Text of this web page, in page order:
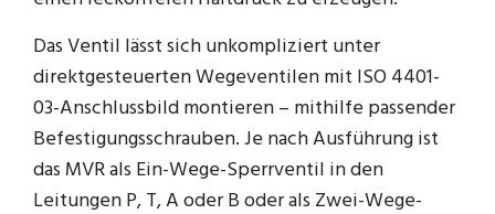
Das Ventil lässt sich unkompliziert unter
direktgesteuerten Wegeventilen mit ISO 4401-
03-Anschlussbild montieren – mithilfe passender
Befestigungsschrauben. Je nach Ausführung ist
das MVR als Ein-Wege-Sperrventil in den
Leitungen P, T, A oder B oder als Zwei-Wege-